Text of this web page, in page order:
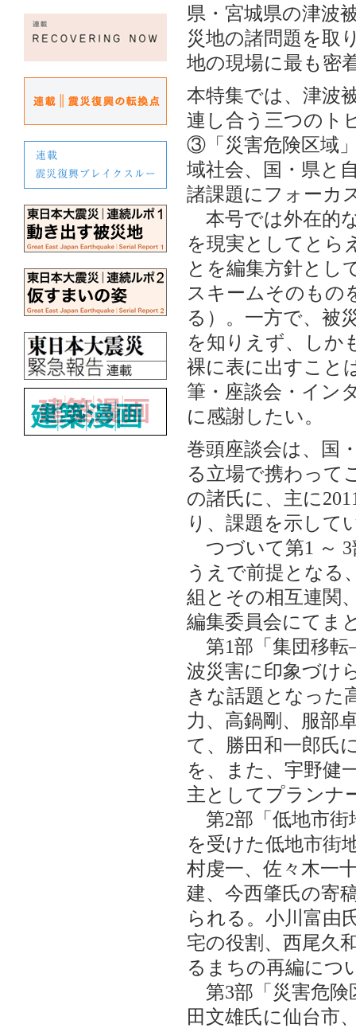
県・宮城県の津波
災地の諸問題を取
地の現場に最も密
本特集では、津波
連し合う三つのト
③「災害危険区域
域社会、国・県と
諸課題にフォーカ
本号では外在的
を現実としてとら
とを編集方針とし
スキームそのもの
る）。一方で、被
を知りえず、しか
裸に表に出すこと
筆・座談会・イン
に感謝したい。
巻頭座談会は、国
る立場で携わって
の諸氏に、主に
り、課題を示して
つづいて第1 ～ 3
うえで前提となる
組とその相互連関
編集委員会にてま
第1部「集団移転
波災害に印象づけ
きな話題となった
力、高鍋剛、服部
て、勝田和一郎氏
を、また、宇野健
主としてプランナ
第2部「低地市街
を受けた低地市街
村虔一、佐々木一
建、今西肇氏の寄
られる。小川富由
宅の役割、西尾久
るまちの再編につ
第3部「災害危険
田文雄氏に仙台市